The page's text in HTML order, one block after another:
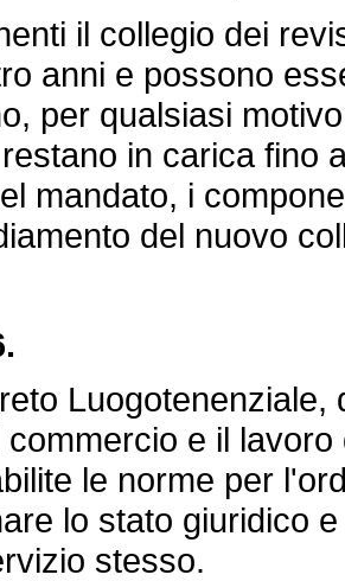
il collegio dei
anni e possono
per qualsiasi
in carica fino
mandato, i
del nuovo
Luogotenenziale,
commercio e il
le norme per
lo stato giuridico
stesso.